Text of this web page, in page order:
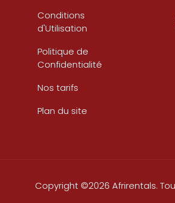
Conditions
d'Utilisation
Politique de
Confidentialité
Nos tarifs
Plan du site
Copyright ©2026 Afrirentals.